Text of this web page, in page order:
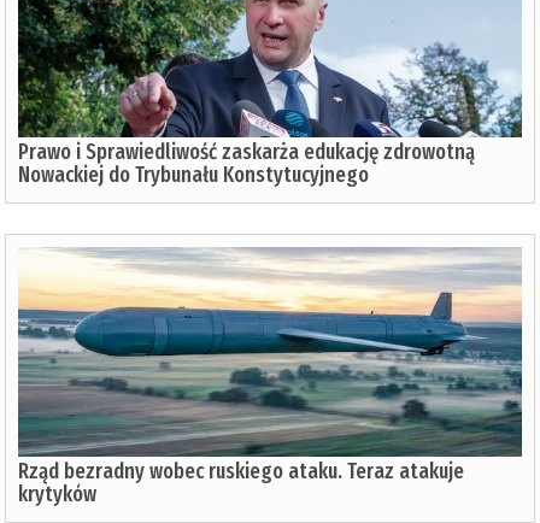
Prawo i Sprawiedliwość zaskarża edukację zdrowotną
Nowackiej do Trybunału Konstytucyjnego
Rząd bezradny wobec ruskiego ataku. Teraz atakuje
krytyków